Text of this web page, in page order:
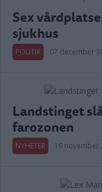
Sex
sjukhus
POLITIK 07 december
Landstinget
farozonen
NYHETER 19 november